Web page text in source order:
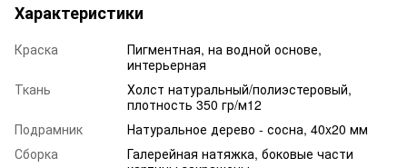
Характеристики
Краска
Пигментная, на водной основе,
интерьерная
Ткань
Холст натуральный/полиэстеровый,
плотность 350 гр/м12
Подрамник
Натуральное дерево - сосна, 40x20 мм
Сборка
Галерейная натяжка, боковые части